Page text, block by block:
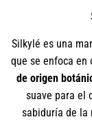
Silkylé es una
que se enfoca en
de origen
suave para el
sabiduría de la